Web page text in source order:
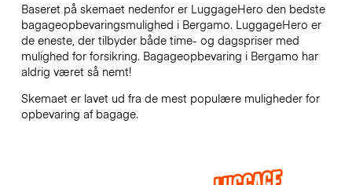
Baseret på skemaet nedenfor er LuggageHero den bedste
bagageopbevaringsmulighed i Bergamo. LuggageHero er
de eneste, der tilbyder både time- og dagspriser med
mulighed for forsikring. Bagageopbevaring i Bergamo har
aldrig været så nemt!
Skemaet er lavet ud fra de mest populære muligheder for
opbevaring af bagage.